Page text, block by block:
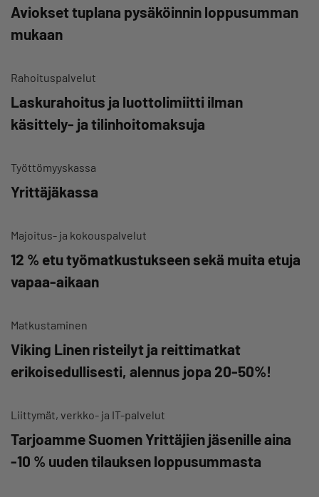
Aviokset tuplana pysäköinnin loppusumman
mukaan
Rahoituspalvelut
Laskurahoitus ja luottolimiitti ilman
käsittely- ja tilinhoitomaksuja
Työttömyyskassa
Yrittäjäkassa
Majoitus- ja kokouspalvelut
12 % etu työmatkustukseen sekä muita etuja
vapaa-aikaan
Matkustaminen
Viking Linen risteilyt ja reittimatkat
erikoisedullisesti, alennus jopa 20-50%!
Liittymät, verkko- ja IT-palvelut
Tarjoamme Suomen Yrittäjien jäsenille aina
-10 % uuden tilauksen loppusummasta